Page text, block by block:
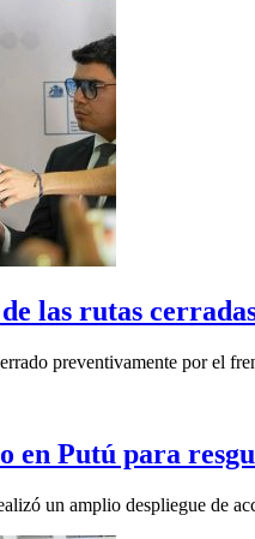
las rutas
preventivamente por el
en Putú para
un amplio despliegue de